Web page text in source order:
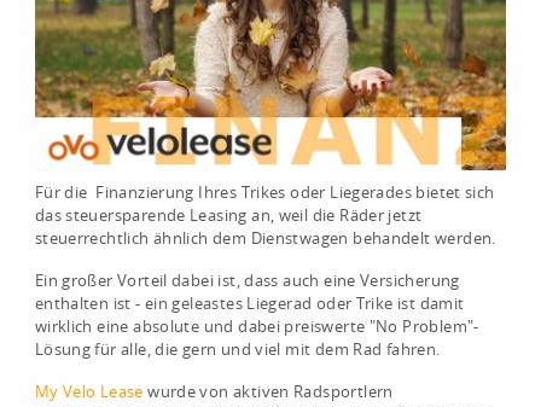
Für die Finanzierung Ihres Trikes oder Liegerades bietet sich
das steuersparende Leasing an, weil die Räder jetzt
steuerrechtlich ähnlich dem Dienstwagen behandelt werden.
Ein großer Vorteil dabei ist, dass auch eine Versicherung
enthalten ist - ein geleastes Liegerad oder Trike ist damit
wirklich eine absolute und dabei preiswerte "No Problem"-
Lösung für alle, die gern und viel mit dem Rad fahren.
My Velo Lease wurde von aktiven Radsportlern